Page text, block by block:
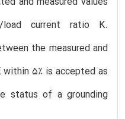
current ratio K.
the measured and
5% is accepted as
status of a grounding